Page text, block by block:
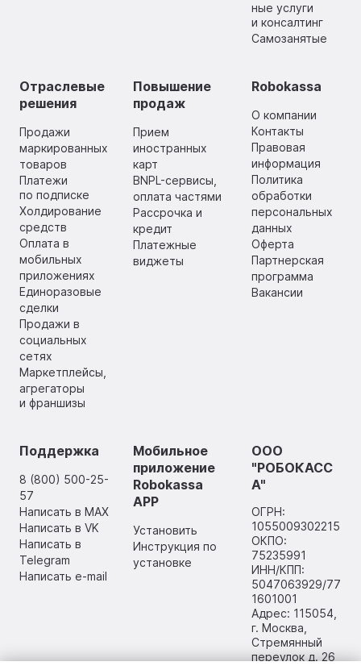
ные услуги
и консалтинг
Самозанятые
Отраслевые
решения
Продажи
маркированных
товаров
Платежи
по подписке
Холдирование
средств
Оплата в
мобильных
приложениях
Единоразовые
сделки
Продажи в
социальных
сетях
Маркетплейсы,
агрегаторы
и франшизы
Повышение
продаж
Прием
иностранных
карт
BNPL-сервисы,
оплата частями
Рассрочка и
кредит
Платежные
виджеты
Robokassa
О компании
Контакты
Правовая
информация
Политика
обработки
персональных
данных
Оферта
Партнерская
программа
Вакансии
Поддержка
8 (800) 500-25-
57
Написать в MAX
Написать в VK
Написать в
Telegram
Написать e-mail
Мобильное
приложение
Robokassa
APP
Установить
Инструкция по
установке
ООО
"РОБОКАСС
А"
ОГРН:
1055009302215
ОКПО:
75235991
ИНН/КПП:
5047063929/77
1601001
Адрес: 115054,
г. Москва,
Стремянный
переулок д. 26